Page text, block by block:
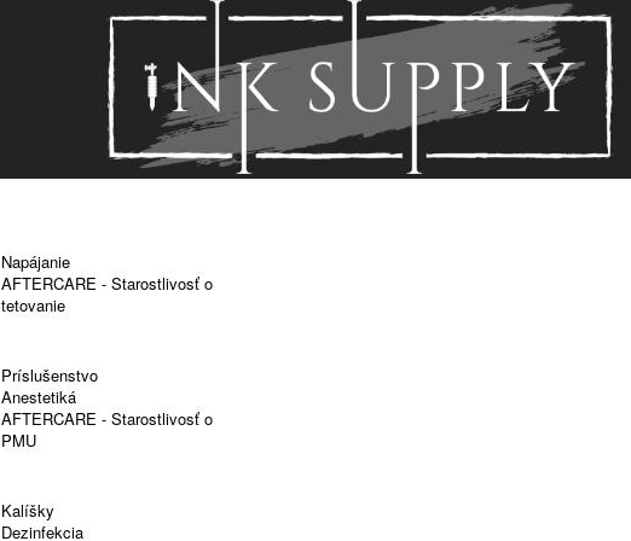
Napájanie
AFTERCARE - Starostlivosť o
tetovanie
Príslušenstvo
Anestetiká
AFTERCARE - Starostlivosť o
PMU
Kalíšky
Dezinfekcia